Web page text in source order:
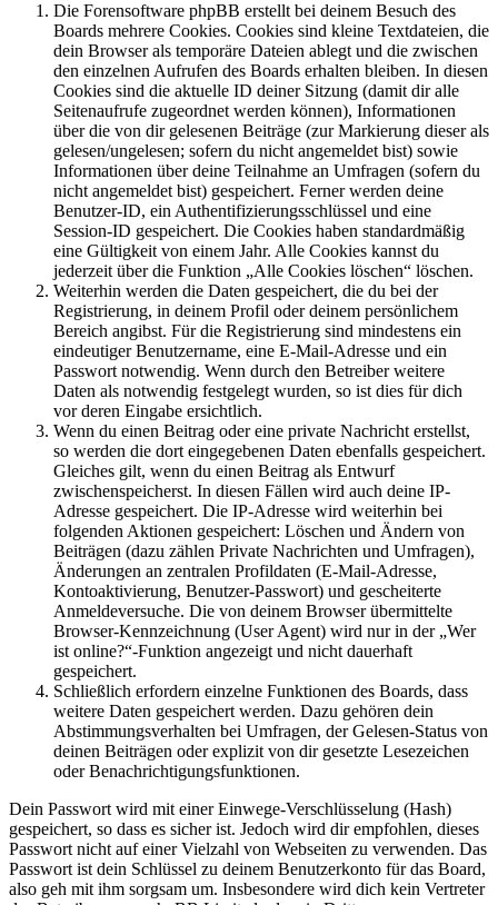
Die Forensoftware phpBB erstellt bei deinem Besuch des
Boards mehrere Cookies. Cookies sind kleine Textdateien, die
dein Browser als temporäre Dateien ablegt und die zwischen
den einzelnen Aufrufen des Boards erhalten bleiben. In diesen
Cookies sind die aktuelle ID deiner Sitzung (damit dir alle
Seitenaufrufe zugeordnet werden können), Informationen
über die von dir gelesenen Beiträge (zur Markierung dieser als
gelesen/ungelesen; sofern du nicht angemeldet bist) sowie
Informationen über deine Teilnahme an Umfragen (sofern du
nicht angemeldet bist) gespeichert. Ferner werden deine
Benutzer-ID, ein Authentifizierungsschlüssel und eine
Session-ID gespeichert. Die Cookies haben standardmäßig
eine Gültigkeit von einem Jahr. Alle Cookies kannst du
jederzeit über die Funktion „Alle Cookies löschen“ löschen.
Weiterhin werden die Daten gespeichert, die du bei der
Registrierung, in deinem Profil oder deinem persönlichem
Bereich angibst. Für die Registrierung sind mindestens ein
eindeutiger Benutzername, eine E-Mail-Adresse und ein
Passwort notwendig. Wenn durch den Betreiber weitere
Daten als notwendig festgelegt wurden, so ist dies für dich
vor deren Eingabe ersichtlich.
Wenn du einen Beitrag oder eine private Nachricht erstellst,
so werden die dort eingegebenen Daten ebenfalls gespeichert.
Gleiches gilt, wenn du einen Beitrag als Entwurf
zwischenspeicherst. In diesen Fällen wird auch deine IP-
Adresse gespeichert. Die IP-Adresse wird weiterhin bei
folgenden Aktionen gespeichert: Löschen und Ändern von
Beiträgen (dazu zählen Private Nachrichten und Umfragen),
Änderungen an zentralen Profildaten (E-Mail-Adresse,
Kontoaktivierung, Benutzer-Passwort) und gescheiterte
Anmeldeversuche. Die von deinem Browser übermittelte
Browser-Kennzeichnung (User Agent) wird nur in der „Wer
ist online?“-Funktion angezeigt und nicht dauerhaft
gespeichert.
Schließlich erfordern einzelne Funktionen des Boards, dass
weitere Daten gespeichert werden. Dazu gehören dein
Abstimmungsverhalten bei Umfragen, der Gelesen-Status von
deinen Beiträgen oder explizit von dir gesetzte Lesezeichen
oder Benachrichtigungsfunktionen.
Dein Passwort wird mit einer Einwege-Verschlüsselung (Hash)
gespeichert, so dass es sicher ist. Jedoch wird dir empfohlen, dieses
Passwort nicht auf einer Vielzahl von Webseiten zu verwenden. Das
Passwort ist dein Schlüssel zu deinem Benutzerkonto für das Board,
also geh mit ihm sorgsam um. Insbesondere wird dich kein Vertreter